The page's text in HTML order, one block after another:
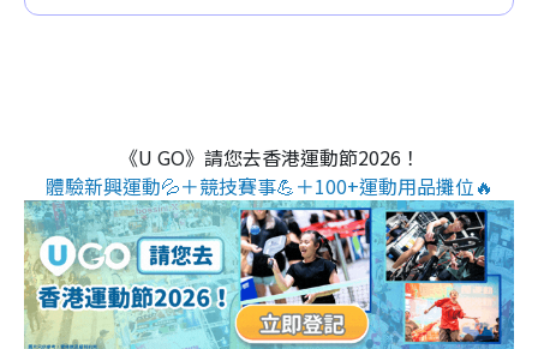
《U GO》請您去香港運動節2026！
體驗新興運動💦＋競技賽事💪＋100+運動用品攤位🔥